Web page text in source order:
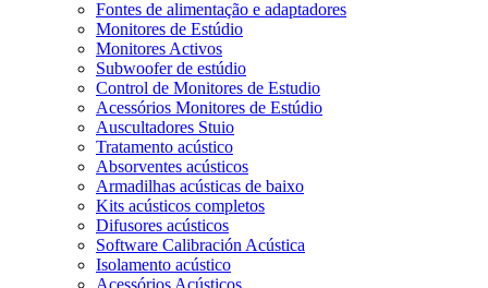
Fontes de alimentação e adaptadores
Monitores de Estúdio
Monitores Activos
Subwoofer de estúdio
Control de Monitores de Estudio
Acessórios Monitores de Estúdio
Auscultadores Stuio
Tratamento acústico
Absorventes acústicos
Armadilhas acústicas de baixo
Kits acústicos completos
Difusores acústicos
Software Calibración Acústica
Isolamento acústico
Acessórios Acústicos